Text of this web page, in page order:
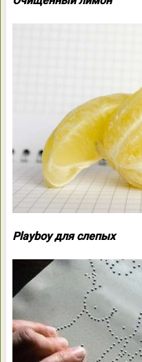
Playboy для слепых